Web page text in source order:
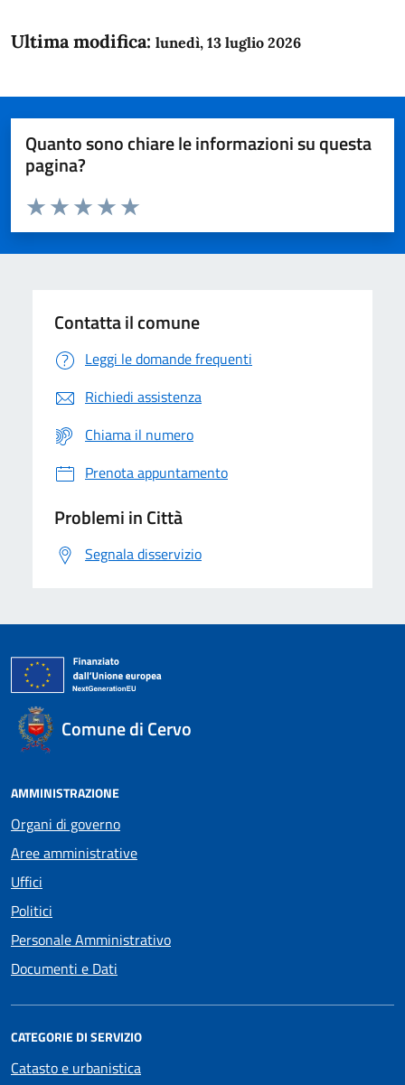
Ultima modifica: lunedì, 13 luglio 2026
Quanto sono chiare le informazioni su questa
pagina?
Domanda
Valuta da 1 a 5 stelle la pagina
Valuta 5 stelle su 5
Valuta 4 stelle su 5
Valuta 3 stelle su 5
Valuta 2 stelle su 5
Valuta 1 stelle su 5
Contatta il comune
Leggi le domande frequenti
Richiedi assistenza
Chiama il numero
Prenota appuntamento
Problemi in Città
Segnala disservizio
Comune di Cervo
AMMINISTRAZIONE
Organi di governo
Aree amministrative
Uffici
Politici
Personale Amministrativo
Documenti e Dati
CATEGORIE DI SERVIZIO
Catasto e urbanistica